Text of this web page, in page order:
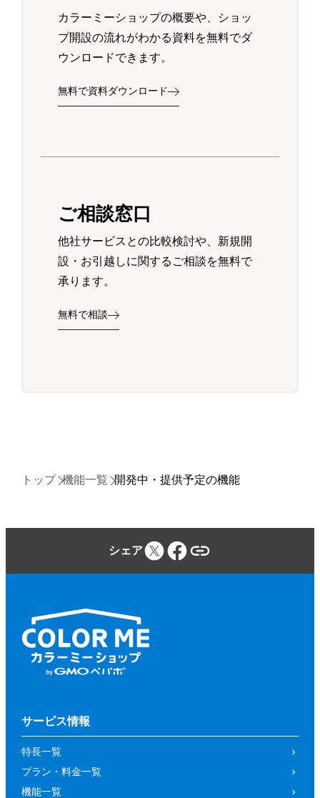
カラーミーショップの概要や、ショッ
プ開設の流れがわかる資料を無料でダ
ウンロードできます。
無料で資料ダウンロード
ご相談窓口
他社サービスとの比較検討や、新規開
設・お引越しに関するご相談を無料で
承ります。
無料で相談
トップ 機能一覧 開発中・提供予定の機能
シェア
サービス情報
特長一覧
プラン・料金一覧
機能一覧